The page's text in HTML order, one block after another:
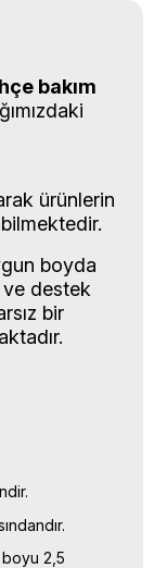
bakım
ürünlerin
boyda
ve destek
bir
boyu 2,5